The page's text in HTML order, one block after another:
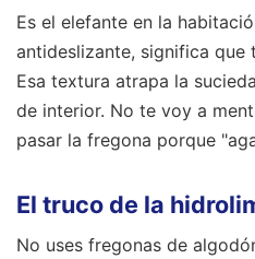
Es el elefante en la
antideslizante, significa que
Esa textura atrapa la
de interior. No te voy a
pasar la fregona porque
El truco de la
No uses fregonas de